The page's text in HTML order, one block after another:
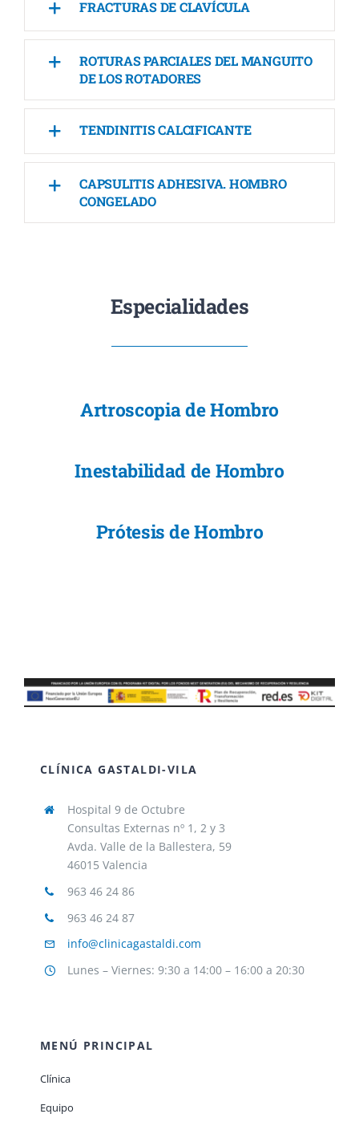
FRACTURAS DE CLAVÍCULA
ROTURAS PARCIALES DEL MANGUITO
DE LOS ROTADORES
TENDINITIS CALCIFICANTE
CAPSULITIS ADHESIVA. HOMBRO
CONGELADO
Especialidades
Artroscopia de Hombro
Inestabilidad de Hombro
Prótesis de Hombro
CLÍNICA GASTALDI-VILA
Hospital 9 de Octubre
Consultas Externas nº 1, 2 y 3
Avda. Valle de la Ballestera, 59
46015 Valencia
963 46 24 86
963 46 24 87
info@clinicagastaldi.com
Lunes – Viernes: 9:30 a 14:00 – 16:00 a 20:30
MENÚ PRINCIPAL
Clínica
Equipo